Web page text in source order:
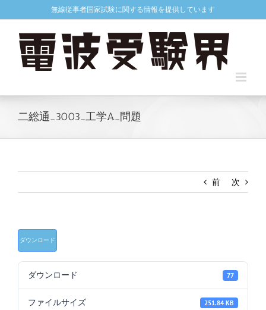
to
無線従事者国家試験に関する情報を提供しています
二総通_3003_工学A_問題
前 次
ダウンロード
ダウンロード 77
ファイルサイズ 251.84 KB